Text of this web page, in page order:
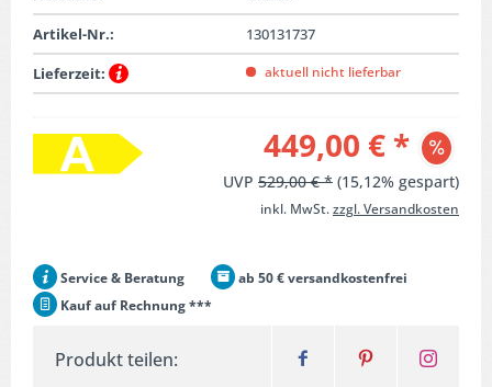
Artikel-Nr.:
130131737
Lieferzeit:
aktuell nicht lieferbar
449,00 € *
UVP 529,00 € * (15,12% gespart)
inkl. MwSt.zzgl. Versandkosten
Service & Beratung
ab 50 € versandkostenfrei
Kauf auf Rechnung ***
Produkt teilen: